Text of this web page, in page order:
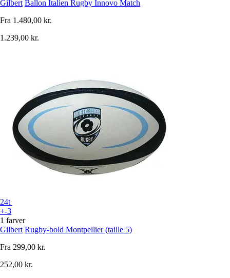
Gilbert Ballon Italien Rugby Innovo Match
Fra 1.480,00 kr.
1.239,00 kr.
24t
+-3
1 farver
Gilbert Rugby-bold Montpellier (taille 5)
Fra 299,00 kr.
252,00 kr.